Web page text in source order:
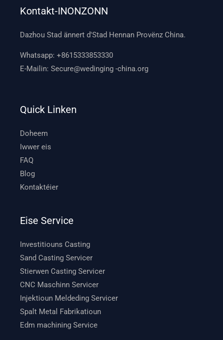
Kontakt-INONZONN
Dazhou Stad ännert d'Stad Hennan Provënz China.
Whatsapp:+8615333853330
E-Mailin:Secure@wedinging -china.org
Quick Linken
Doheem
Iwwer eis
FAQ
Blog
Kontaktéier
Eise Service
Investitiouns Casting
Sand Casting Servicer
Stierwen Casting Servicer
CNC Maschinn Servicer
Injektioun Meldeding Servicer
Spalt Metal Fabrikatioun
Edm machining Service